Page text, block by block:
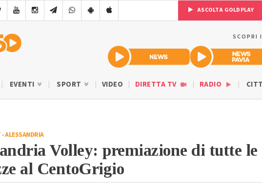
ASCOLTA GOLDPLAY
SCOPRI
EVENTI SPORT VIDEO DIRETTA TV RADIO
-ALESSANDRIA
Volley: premiazione di tutte le
al CentoGrigio